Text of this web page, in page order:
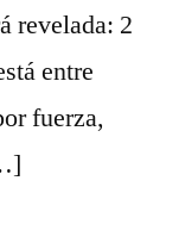
revelada: 2
entre
fuerza,